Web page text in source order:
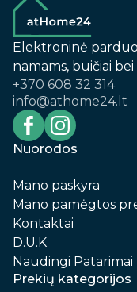
Elektroninė
namams, buičiai
+370 608 32 314
info@athome24.lt
Nuorodos
Mano paskyra
Mano pamėgtos
Kontaktai
D.U.K
Naudingi Patarimai
Prekių kategorijos